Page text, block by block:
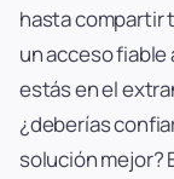
hasta compartir
un acceso fiable
estás en el
¿deberías
solución mejor?